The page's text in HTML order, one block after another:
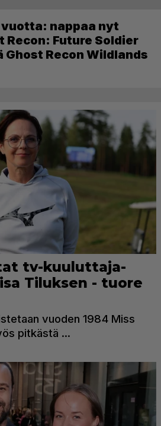
vuotta: nappaa nyt
Recon: Future Soldier
Recon Wildlands